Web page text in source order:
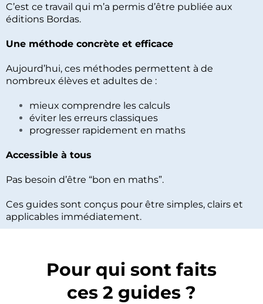
C’est ce travail qui m’a permis d’être publiée aux
éditions Bordas.
Une méthode concrète et efficace
Aujourd’hui, ces méthodes permettent à de
nombreux élèves et adultes de :
mieux comprendre les calculs
éviter les erreurs classiques
progresser rapidement en maths
Accessible à tous
Pas besoin d’être “bon en maths”.
Ces guides sont conçus pour être simples, clairs et
applicables immédiatement.
Pour qui sont faits
ces 2 guides ?